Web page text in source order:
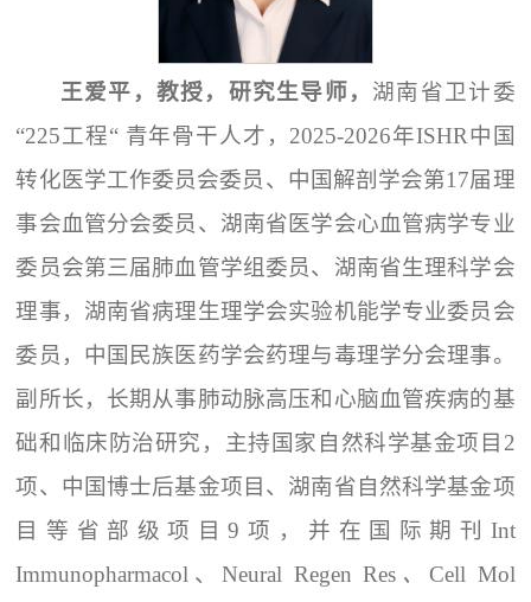
王爱平，教授，研究生导师， 湖南省卫计委
“225工程“ 青年骨干人才，2025-2026年ISHR中国
转化医学工作委员会委员、中国解剖学会第17届理
事会血管分会委员、湖南省医学会心血管病学专业
委员会第三届肺血管学组委员、湖南省生理科学会
理事，湖南省病理生理学会实验机能学专业委员会
委员，中国民族医药学会药理与毒理学分会理事。
副所长，长期从事肺动脉高压和心脑血管疾病的基
础和临床防治研究，主持国家自然科学基金项目2
项、中国博士后基金项目、湖南省自然科学基金项
目等省部级项目9项，并在国际期刊Int
Immunopharmacol、Neural Regen Res 、Cell Mol